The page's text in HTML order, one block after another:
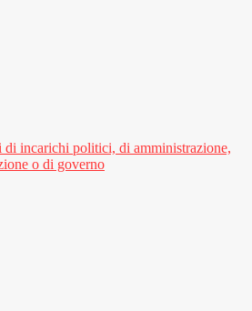
di incarichi politici, di amministrazione,
o di governo